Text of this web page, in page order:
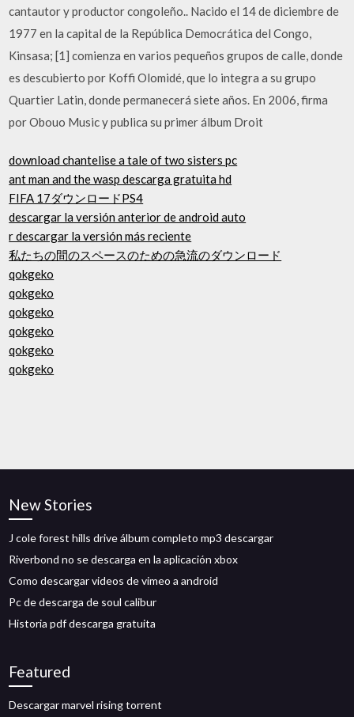
cantautor y productor congoleño.. Nacido el 14 de diciembre de
1977 en la capital de la República Democrática del Congo,
Kinsasa; [1] comienza en varios pequeños grupos de calle, donde
es descubierto por Koffi Olomidé, que lo integra a su grupo
Quartier Latin, donde permanecerá siete años. En 2006, firma
por Obouo Music y publica su primer álbum Droit
download chantelise a tale of two sisters pc
ant man and the wasp descarga gratuita hd
FIFA 17ダウンロードPS4
descargar la versión anterior de android auto
r descargar la versión más reciente
私たちの間のスペースのための急流のダウンロード
qokgeko
qokgeko
qokgeko
qokgeko
qokgeko
qokgeko
New Stories
J cole forest hills drive álbum completo mp3 descargar
Riverbond no se descarga en la aplicación xbox
Como descargar videos de vimeo a android
Pc de descarga de soul calibur
Historia pdf descarga gratuita
Featured
Descargar marvel rising torrent